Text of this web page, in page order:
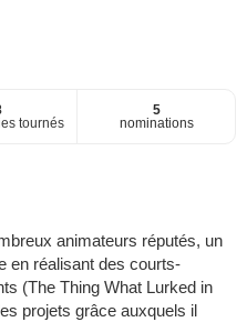
tournés
5
nominations
animateurs réputés, un
en réalisant des courts-
(The Thing What Lurked in
projets grâce auxquels il